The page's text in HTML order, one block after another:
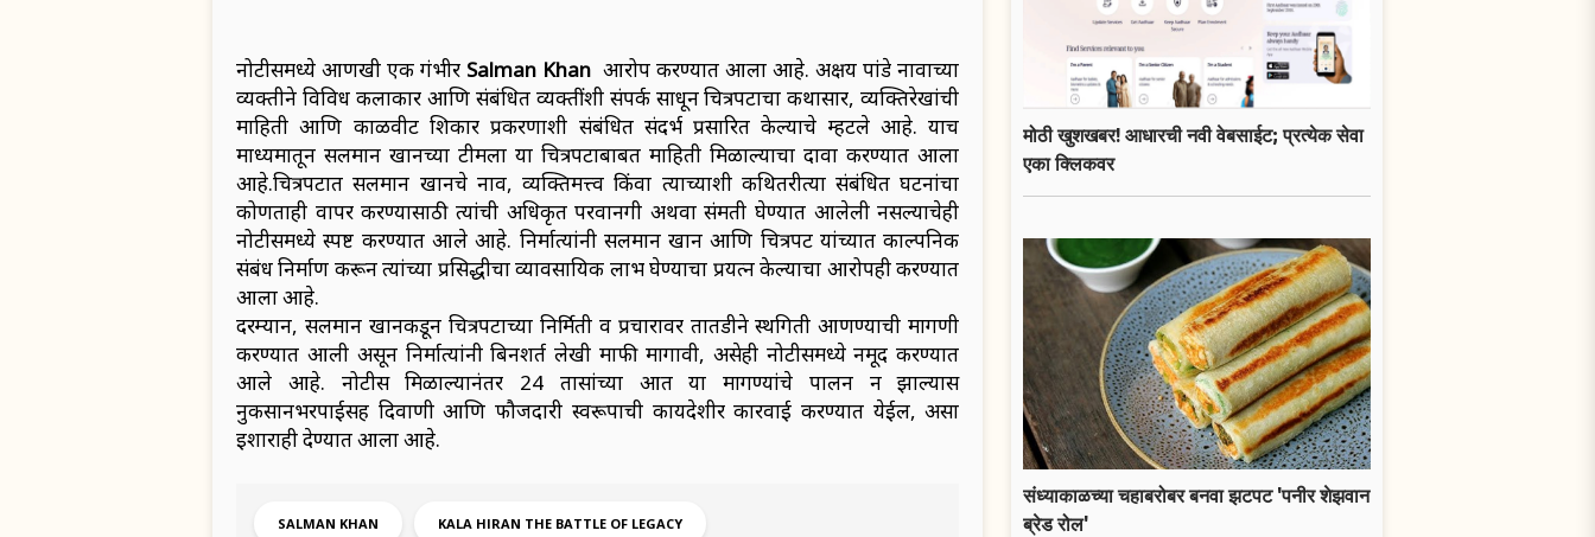
नोटीसमध्ये आणखी एक गंभीर Salman Khan आरोप करण्यात आला आहे. अक्षय पांडे नावाच्या
व्यक्तीने विविध कलाकार आणि संबंधित व्यक्तींशी संपर्क साधून चित्रपटाचा कथासार, व्यक्तिरेखांची
माहिती आणि काळवीट शिकार प्रकरणाशी संबंधित संदर्भ प्रसारित केल्याचे म्हटले आहे. याच
माध्यमातून सलमान खानच्या टीमला या चित्रपटाबाबत माहिती मिळाल्याचा दावा करण्यात आला
आहे.चित्रपटात सलमान खानचे नाव, व्यक्तिमत्त्व किंवा त्याच्याशी कथितरीत्या संबंधित घटनांचा
कोणताही वापर करण्यासाठी त्यांची अधिकृत परवानगी अथवा संमती घेण्यात आलेली नसल्याचेही
नोटीसमध्ये स्पष्ट करण्यात आले आहे. निर्मात्यांनी सलमान खान आणि चित्रपट यांच्यात काल्पनिक
संबंध निर्माण करून त्यांच्या प्रसिद्धीचा व्यावसायिक लाभ घेण्याचा प्रयत्न केल्याचा आरोपही करण्यात
आला आहे.
दरम्यान, सलमान खानकडून चित्रपटाच्या निर्मिती व प्रचारावर तातडीने स्थगिती आणण्याची मागणी
करण्यात आली असून निर्मात्यांनी बिनशर्त लेखी माफी मागावी, असेही नोटीसमध्ये नमूद करण्यात
आले आहे. नोटीस मिळाल्यानंतर 24 तासांच्या आत या मागण्यांचे पालन न झाल्यास
नुकसानभरपाईसह दिवाणी आणि फौजदारी स्वरूपाची कायदेशीर कारवाई करण्यात येईल, असा
इशाराही देण्यात आला आहे.
SALMAN KHAN KALA HIRAN THE BATTLE OF LEGACY
मोठी खुशखबर! आधारची नवी वेबसाईट; प्रत्येक सेवा
एका क्लिकवर
संध्याकाळच्या चहाबरोबर बनवा झटपट 'पनीर शेझवान
ब्रेड रोल'